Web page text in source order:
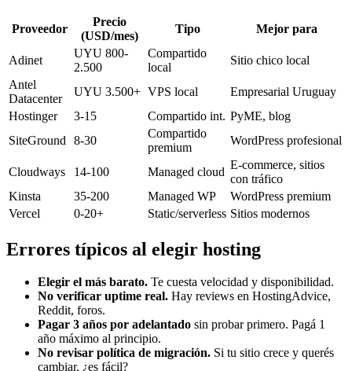
Proveedor
Precio
(USD/mes)
Tipo Mejor para
Adinet
UYU 800-
2.500
Compartido
local
Sitio chico local
Antel
Datacenter
UYU 3.500+ VPS local
Empresarial Uruguay
Hostinger
3-15 Compartido int. PyME, blog
SiteGround
8-30
Compartido
premium
WordPress profesional
Cloudways 14-100 Managed cloud
E-commerce, sitios
con tráfico
Kinsta
35-200 Managed WP
WordPress premium
Vercel
0-20+ Static/serverless Sitios modernos
Errores típicos al elegir hosting
Elegir el más barato. Te cuesta velocidad y disponibilidad.
No verificar uptime real. Hay reviews en HostingAdvice,
Reddit, foros.
Pagar 3 años por adelantado sin probar primero. Pagá 1
año máximo al principio.
No revisar política de migración. Si tu sitio crece y querés
cambiar, ¿es fácil?